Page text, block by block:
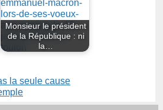
Monsieur le président
de la République : ni
la…
la seule cause